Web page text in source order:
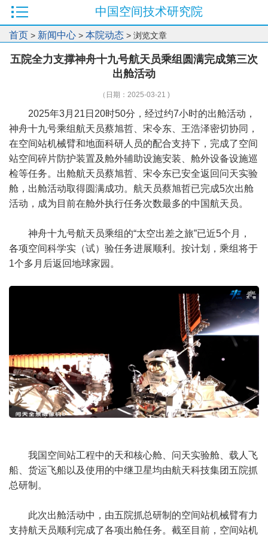
中国空间技术研究院
首页 > 新闻中心 > 本院动态 > 浏览文章
五院全力支撑神舟十九号航天员乘组圆满完成第三次
出舱活动
（日期：2025-03-21 )
2025年3月21日20时50分，经过约7小时的出舱活动，
神舟十九号乘组航天员蔡旭哲、宋令东、王浩泽密切协同，
在空间站机械臂和地面科研人员的配合支持下，完成了空间
站空间碎片防护装置及舱外辅助设施安装、舱外设备设施巡
检等任务。出舱航天员蔡旭哲、宋令东已安全返回问天实验
舱，出舱活动取得圆满成功。航天员蔡旭哲已完成5次出舱
活动，成为目前在舱外执行任务次数最多的中国航天员。
神舟十九号航天员乘组的“太空出差之旅”已近5个月，
各项空间科学实（试）验任务进展顺利。按计划，乘组将于
1个多月后返回地球家园。
我国空间站工程中的天和核心舱、问天实验舱、载人飞
船、货运飞船以及使用的中继卫星均由航天科技集团五院抓
总研制。
此次出舱活动中，由五院抓总研制的空间站机械臂有力
支持航天员顺利完成了各项出舱任务。截至目前，空间站机